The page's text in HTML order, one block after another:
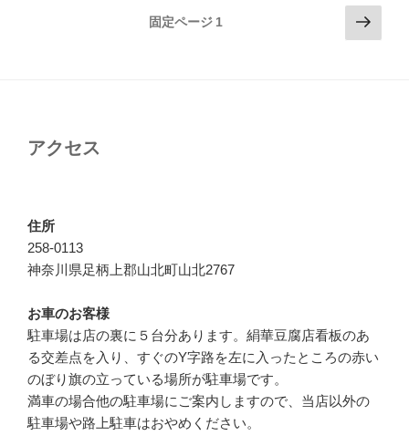
ジ
固定ページ 1
次
の
アクセス
住所
258-0113
神奈川県足柄上郡山北町山北2767
お車のお客様
駐車場は店の裏に５台分あります。絹華豆腐店看板のあ
る交差点を入り、すぐのY字路を左に入ったところの赤い
のぼり旗の立っている場所が駐車場です。
満車の場合他の駐車場にご案内しますので、当店以外の
駐車場や路上駐車はおやめください。